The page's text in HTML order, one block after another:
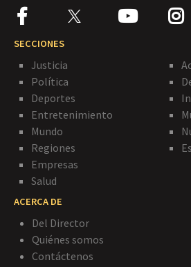
SECCIONES
Justicia
Política
Deportes
Entretenimiento
Mundo
Regiones
Empresas
Salud
ACERCA DE
Del Director
Quiénes somos
Contáctenos